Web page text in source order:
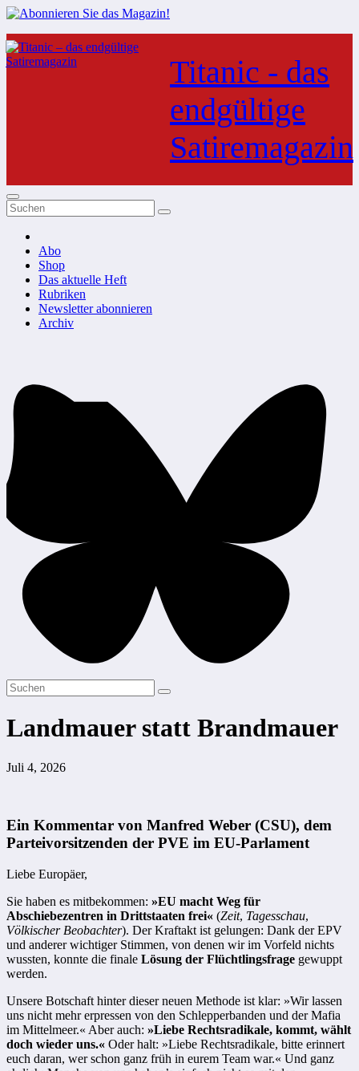
Zum
Inhalt
springen
Titanic - das
endgültige
Satiremagazin
Abo
Shop
Das aktuelle Heft
Rubriken
Newsletter abonnieren
Archiv
Landmauer statt Brandmauer
Juli 4, 2026
Ein Kommentar von Manfred Weber (CSU), dem
Parteivorsitzenden der PVE im EU-Parlament
Liebe Europäer,
Sie haben es mitbekommen: »EU macht Weg für
Abschiebezentren in Drittstaaten frei« (Zeit, Tagesschau,
Völkischer Beobachter). Der Kraftakt ist gelungen: Dank der EPV
und anderer wichtiger Stimmen, von denen wir im Vorfeld nichts
wussten, konnte die finale Lösung der Flüchtlingsfrage gewuppt
werden.
Unsere Botschaft hinter dieser neuen Methode ist klar: »Wir lassen
uns nicht mehr erpressen von den Schlepperbanden und der Mafia
im Mittelmeer.« Aber auch: »Liebe Rechtsradikale, kommt, wählt
doch wieder uns.« Oder halt: »Liebe Rechtsradikale, bitte erinnert
euch daran, wer schon ganz früh in eurem Team war.« Und ganz